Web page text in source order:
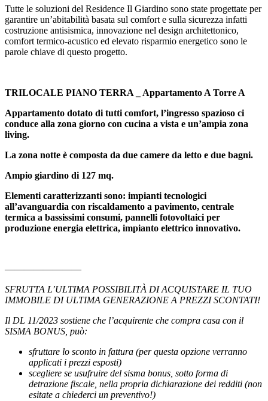
Tutte le soluzioni del Residence Il Giardino sono state progettate per
garantire un’abitabilità basata sul comfort e sulla sicurezza infatti
costruzione antisismica, innovazione nel design architettonico,
comfort termico-acustico ed elevato risparmio energetico sono le
parole chiave di questo progetto.
TRILOCALE PIANO TERRA _ Appartamento A Torre A
Appartamento dotato di tutti comfort, l’ingresso spazioso ci
conduce alla zona giorno con cucina a vista e un’ampia zona
living.
La zona notte è composta da due camere da letto e due bagni.
Ampio giardino di 127 mq.
Elementi caratterizzanti sono: impianti tecnologici
all’avanguardia con riscaldamento a pavimento, centrale
termica a bassissimi consumi, pannelli fotovoltaici per
produzione energia elettrica, impianto elettrico innovativo.
————————
SFRUTTA L’ULTIMA POSSIBILITÀ DI ACQUISTARE IL TUO
IMMOBILE DI ULTIMA GENERAZIONE A PREZZI SCONTATI!
Il DL 11/2023 sostiene che l’acquirente che compra casa con il
SISMA BONUS, può:
sfruttare lo sconto in fattura (per questa opzione verranno
applicati i prezzi esposti)
scegliere se usufruire del sisma bonus, sotto forma di
detrazione fiscale, nella propria dichiarazione dei redditi (non
esitate a chiederci un preventivo!)